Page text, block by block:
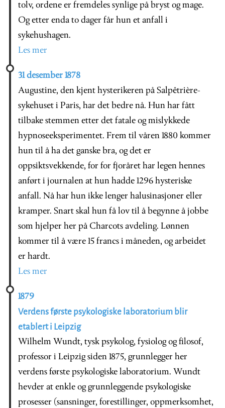
tolv, ordene er fremdeles synlige på bryst og mage.
Og etter enda to dager får hun et anfall i
sykehushagen.
Les mer
31 desember 1878
Augustine, den kjent hysterikeren på Salpêtrière-
sykehuset i Paris, har det bedre nå. Hun har fått
tilbake stemmen etter det fatale og mislykkede
hypnoseeksperimentet. Frem til våren 1880 kommer
hun til å ha det ganske bra, og det er
oppsiktsvekkende, for for fjoråret har legen hennes
anført i journalen at hun hadde 1296 hysteriske
anfall. Nå har hun ikke lenger halusinasjoner eller
kramper. Snart skal hun få lov til å begynne å jobbe
som hjelper her på Charcots avdeling. Lønnen
kommer til å være 15 francs i måneden, og arbeidet
er hardt.
Les mer
1879
Verdens første psykologiske laboratorium blir
etablert i Leipzig
Wilhelm Wundt, tysk psykolog, fysiolog og filosof,
professor i Leipzig siden 1875, grunnlegger her
verdens første psykologiske laboratorium. Wundt
hevder at enkle og grunnleggende psykologiske
prosesser (sansninger, forestillinger, oppmerksomhet,